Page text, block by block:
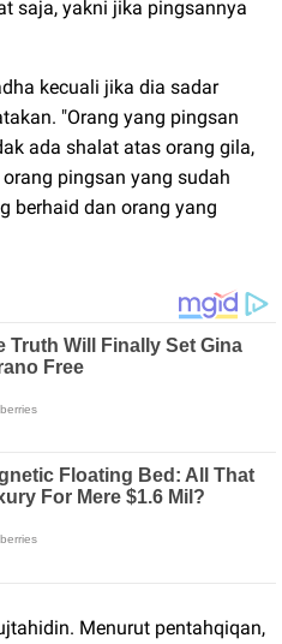
saja, yakni jika pingsannya
kecuali jika dia sadar
"Orang yang pingsan
ada shalat atas orang gila,
pingsan yang sudah
berhaid dan orang yang
Menurut pentahqiqan,